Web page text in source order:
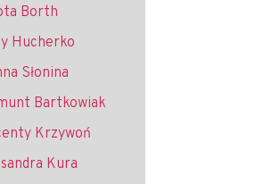
Borth
Hucherko
Słonina
Bartkowiak
Krzywoń
Kura